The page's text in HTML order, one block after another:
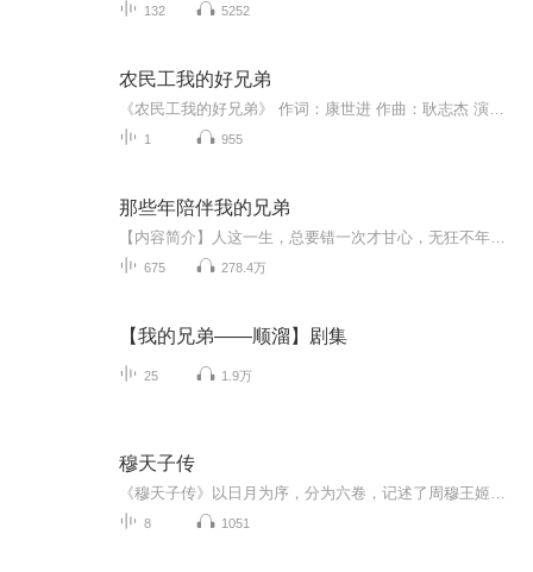
132 5252
农民工我的好兄弟
1 955
那些年陪伴我的兄弟
675 278.4万
【我的兄弟——顺溜】剧集
25 1.9万
穆天子传
8 1051